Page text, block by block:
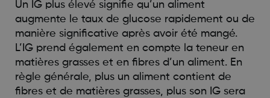
Un IG plus élevé signifie qu’un aliment
augmente le taux de glucose rapidement ou de
manière significative après avoir été mangé.
L’IG prend également en compte la teneur en
matières grasses et en fibres d’un aliment. En
règle générale, plus un aliment contient de
fibres et de matières grasses, plus son IG sera